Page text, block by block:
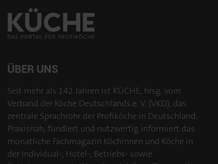
ÜBER UNS
Seit mehr als 142 Jahren ist KÜCHE, hrsg. vom
Verband der Köche Deutschlands e. V. (VKD), das
zentrale Sprachrohr der Profiköche in Deutschland.
Praxisnah, fundiert und nutzwertig informiert das
monatliche Fachmagazin Köchinnen und Köche in
der Individual-, Hotel-, Betriebs- sowie